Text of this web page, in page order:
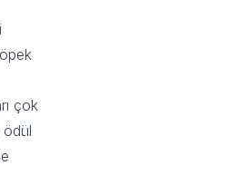
çok
ödül